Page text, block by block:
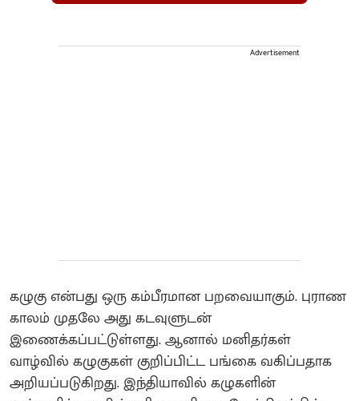
Advertisement
கழுகு என்பது ஒரு கம்பீரமான பறவையாகும். புராண
காலம் முதலே அது கடவுளுடன்
இணைக்கப்பட்டுள்ளது.‌ ஆனால் மனிதர்கள்
வாழ்வில் கழுகுகள் குறிப்பிட்ட பங்கை வகிப்பதாக
அறியப்படுகிறது.‌ இந்தியாவில் கழுகளின்